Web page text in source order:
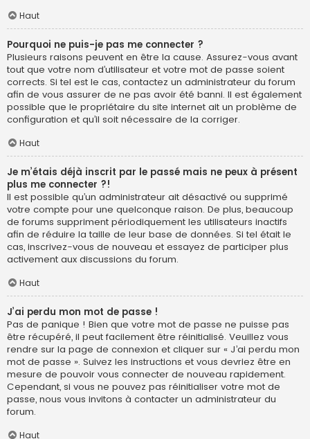
Haut
Pourquoi ne puis-je pas me connecter ?
Plusieurs raisons peuvent en être la cause. Assurez-vous avant
tout que votre nom d’utilisateur et votre mot de passe soient
corrects. Si tel est le cas, contactez un administrateur du forum
afin de vous assurer de ne pas avoir été banni. Il est également
possible que le propriétaire du site internet ait un problème de
configuration et qu’il soit nécessaire de la corriger.
Haut
Je m’étais déjà inscrit par le passé mais ne peux à présent
plus me connecter ?!
Il est possible qu’un administrateur ait désactivé ou supprimé
votre compte pour une quelconque raison. De plus, beaucoup
de forums suppriment périodiquement les utilisateurs inactifs
afin de réduire la taille de leur base de données. Si tel était le
cas, inscrivez-vous de nouveau et essayez de participer plus
activement aux discussions du forum.
Haut
J’ai perdu mon mot de passe !
Pas de panique ! Bien que votre mot de passe ne puisse pas
être récupéré, il peut facilement être réinitialisé. Veuillez vous
rendre sur la page de connexion et cliquer sur « J’ai perdu mon
mot de passe ». Suivez les instructions et vous devriez être en
mesure de pouvoir vous connecter de nouveau rapidement.
Cependant, si vous ne pouvez pas réinitialiser votre mot de
passe, nous vous invitons à contacter un administrateur du
forum.
Haut